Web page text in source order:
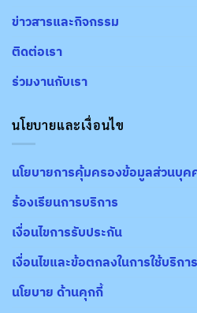
ข่าวสารและกิจกรรม
ติดต่อเรา
ร่วมงานกับเรา
นโยบายและเงื่อนไข
นโยบายการคุ้มครองข้อมูลส่วนบุค
ร้องเรียนการบริการ
เงื่อนไขการรับประกัน
เงื่อนไขและข้อตกลงในการใช้บริการ
นโยบาย ด้านคุกกี้